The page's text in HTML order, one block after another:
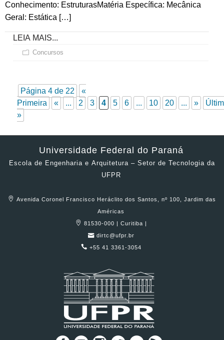
Conhecimento: EstruturasMatéria Específica: Mecânica
Geral: Estática […]
LEIA MAIS...
Concursos
Página 4 de 22
«
Primeira
« ... 2 3 4 5 6 ... 10 20 ... »
»
Universidade Federal do Paraná
Escola de Engenharia e Arquitetura – Setor de Tecnologia da
UFPR
Avenida Coronel Francisco Heráclito dos Santos, nº 100, Jardim das
Américas
81530-000 | Curitiba |
dirtc@ufpr.br
+55 41 3361-3054